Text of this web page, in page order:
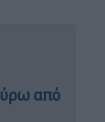
από